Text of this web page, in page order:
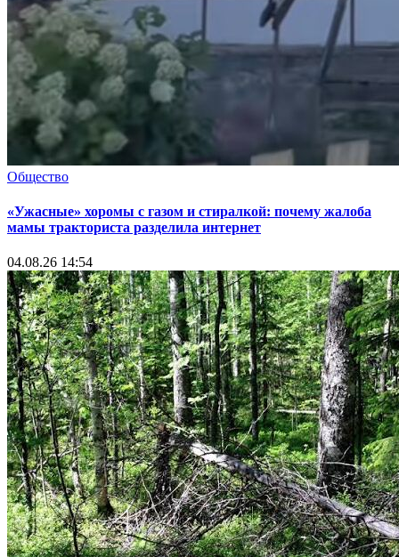
Общество
«Ужасные» хоромы с газом и стиралкой: почему жалоба
мамы тракториста разделила интернет
04.08.26 14:54